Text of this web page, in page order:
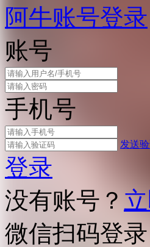
阿牛账号登录
账号
手机号
发送
登录
没有账号？
微信扫码登录